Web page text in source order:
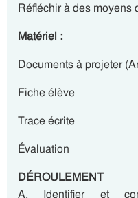
Réfléchir à des moyens
Matériel :
Documents à projeter
Fiche élève
Trace écrite
Évaluation
DÉROULEMENT
A. Identifier et